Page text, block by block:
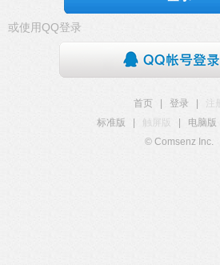
或使用QQ登录
首页 登录
注册
标准版
触屏版 电脑版
© Comsenz Inc.